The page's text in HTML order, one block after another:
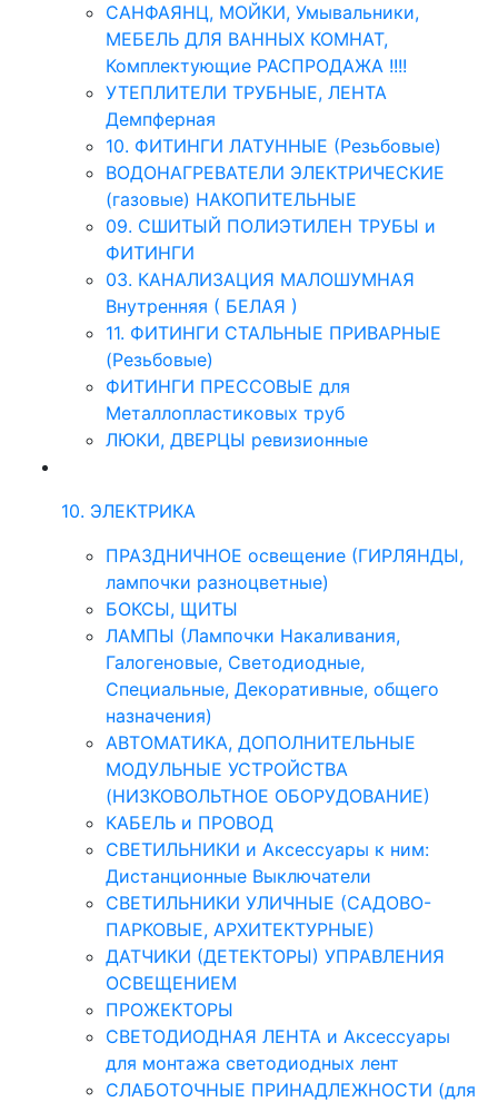
САНФАЯНЦ, МОЙКИ, Умывальники,
МЕБЕЛЬ ДЛЯ ВАННЫХ КОМНАТ,
Комплектующие РАСПРОДАЖА !!!!
УТЕПЛИТЕЛИ ТРУБНЫЕ, ЛЕНТА
Демпферная
10. ФИТИНГИ ЛАТУННЫЕ (Резьбовые)
ВОДОНАГРЕВАТЕЛИ ЭЛЕКТРИЧЕСКИЕ
(газовые) НАКОПИТЕЛЬНЫЕ
09. СШИТЫЙ ПОЛИЭТИЛЕН ТРУБЫ и
ФИТИНГИ
03. КАНАЛИЗАЦИЯ МАЛОШУМНАЯ
Внутренняя ( БЕЛАЯ )
11. ФИТИНГИ СТАЛЬНЫЕ ПРИВАРНЫЕ
(Резьбовые)
ФИТИНГИ ПРЕССОВЫЕ для
Металлопластиковых труб
ЛЮКИ, ДВЕРЦЫ ревизионные
10. ЭЛЕКТРИКА
ПРАЗДНИЧНОЕ освещение (ГИРЛЯНДЫ,
лампочки разноцветные)
БОКСЫ, ЩИТЫ
ЛАМПЫ (Лампочки Накаливания,
Галогеновые, Светодиодные,
Специальные, Декоративные, общего
назначения)
АВТОМАТИКА, ДОПОЛНИТЕЛЬНЫЕ
МОДУЛЬНЫЕ УСТРОЙСТВА
(НИЗКОВОЛЬТНОЕ ОБОРУДОВАНИЕ)
КАБЕЛЬ и ПРОВОД
СВЕТИЛЬНИКИ и Аксессуары к ним:
Дистанционные Выключатели
СВЕТИЛЬНИКИ УЛИЧНЫЕ (САДОВО-
ПАРКОВЫЕ, АРХИТЕКТУРНЫЕ)
ДАТЧИКИ (ДЕТЕКТОРЫ) УПРАВЛЕНИЯ
ОСВЕЩЕНИЕМ
ПРОЖЕКТОРЫ
СВЕТОДИОДНАЯ ЛЕНТА и Аксессуары
для монтажа светодиодных лент
СЛАБОТОЧНЫЕ ПРИНАДЛЕЖНОСТИ (для